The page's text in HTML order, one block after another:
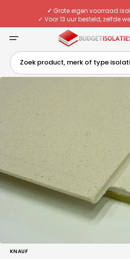
✓ Grote eigen voorraad
✓ Voor 13 uur besteld, zelfde
✓ Eigen chauffeurs &
Deskundig advies van
Zoek product, merk of type
van
media
in
KNAUF